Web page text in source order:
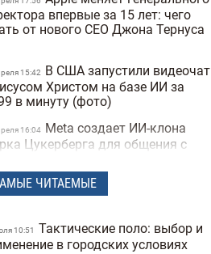
впервые за 15 лет: чего
от нового CEO Джона Тернуса
15:42
В США запустили видеочат
Христом на базе ИИ за
в минуту (фото)
16:04 Meta создает ИИ-клона
Цукерберга для общения с
16:12 Издание The New York
16:14 Расход топлива до 5
ЧИТАЕМЫЕ
10:51
Тактические поло: выбор и
в городских условиях